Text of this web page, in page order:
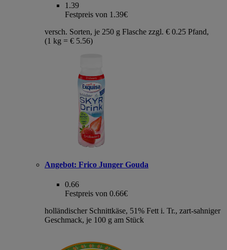
1.39
Festpreis von 1.39€
versch. Sorten, je 250 g Flasche zzgl. € 0.25 Pfand,
(1 kg = € 5.56)
Angebot: Frico Junger Gouda
0.66
Festpreis von 0.66€
holländischer Schnittkäse, 51% Fett i. Tr., zart-sahniger
Geschmack, je 100 g am Stück